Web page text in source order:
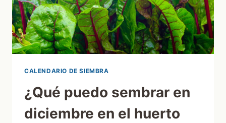
CALENDARIO DE SIEMBRA
¿Qué puedo sembrar en
diciembre en el huerto